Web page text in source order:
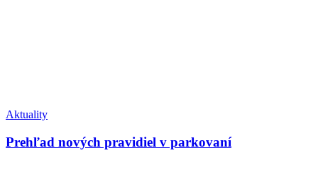
Aktuality
Prehľad nových pravidiel v parkovaní